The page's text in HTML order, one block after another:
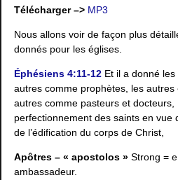
Télécharger –> MP3
Nous allons voir de façon plus
donnés pour les églises.
Éphésiens 4:11-12 Et il a donné
autres comme prophètes, les
autres comme pasteurs et docteurs,
perfectionnement des saints en vue
de l’édification du corps de Christ,
Apôtres – « apostolos » Strong =
ambassadeur.